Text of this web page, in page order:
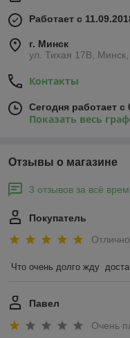
Работает с
г. Минск
ул. Тихая 17В,
Контакты
Сегодня работает с
Показать весь
Отзывы о магазине
3 отзывов за всё
Покупатель
Отлично
Что очень долго жду
Павел
Очень